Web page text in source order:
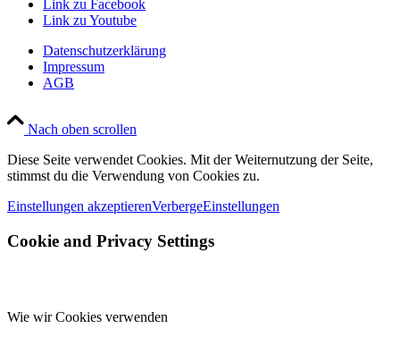
Link zu Facebook
Link zu Youtube
Datenschutzerklärung
Impressum
AGB
Nach oben scrollen
Diese Seite verwendet Cookies. Mit der Weiternutzung der Seite,
stimmst du die Verwendung von Cookies zu.
Einstellungen akzeptierenVerbergeEinstellungen
Cookie and Privacy Settings
Wie wir Cookies verwenden